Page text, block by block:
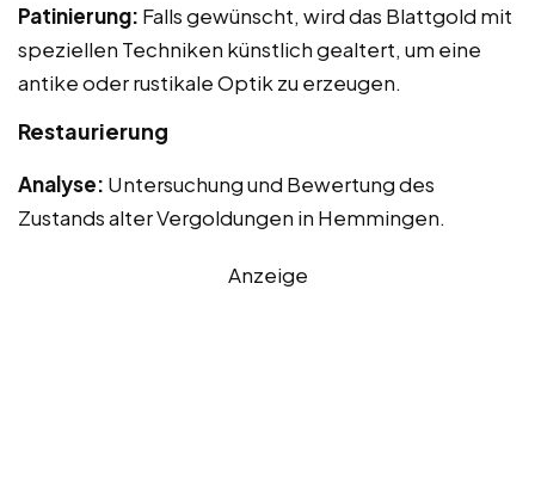
Patinierung: Falls gewünscht, wird das Blattgold mit
speziellen Techniken künstlich gealtert, um eine
antike oder rustikale Optik zu erzeugen.
Restaurierung
Analyse: Untersuchung und Bewertung des
Zustands alter Vergoldungen in Hemmingen.
Anzeige